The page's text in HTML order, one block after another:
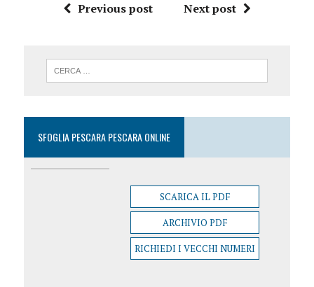
Previous post Next post
SFOGLIA PESCARA PESCARA ONLINE
SCARICA IL PDF
ARCHIVIO PDF
RICHIEDI I VECCHI NUMERI